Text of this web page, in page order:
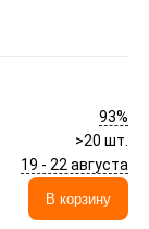
93%
>20 шт.
19 - 22 августа
В корзину